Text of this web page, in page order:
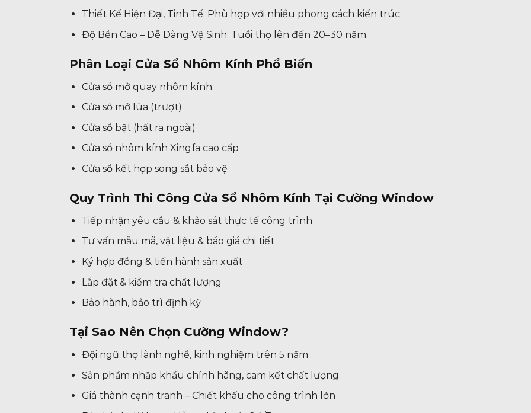
Thiết Kế Hiện Đại, Tinh Tế: Phù hợp với nhiều phong cách kiến trúc.
Độ Bền Cao – Dễ Dàng Vệ Sinh: Tuổi thọ lên đến 20–30 năm.
Phân Loại Cửa Sổ Nhôm Kính Phổ Biến
Cửa sổ mở quay nhôm kính
Cửa sổ mở lùa (trượt)
Cửa sổ bật (hất ra ngoài)
Cửa sổ nhôm kính Xingfa cao cấp
Cửa sổ kết hợp song sắt bảo vệ
Quy Trình Thi Công Cửa Sổ Nhôm Kính Tại Cường Window
Tiếp nhận yêu cầu & khảo sát thực tế công trình
Tư vấn mẫu mã, vật liệu & báo giá chi tiết
Ký hợp đồng & tiến hành sản xuất
Lắp đặt & kiểm tra chất lượng
Bảo hành, bảo trì định kỳ
Tại Sao Nên Chọn Cường Window?
Đội ngũ thợ lành nghề, kinh nghiệm trên 5 năm
Sản phẩm nhập khẩu chính hãng, cam kết chất lượng
Giá thành cạnh tranh – Chiết khấu cho công trình lớn